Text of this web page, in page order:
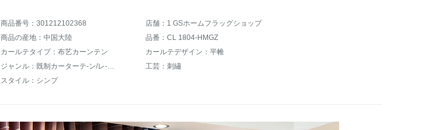
商品番号：301212102368
店舗：1 GSホームフラッグショップ
商品の産地：中国大陸
品番：CL 1804-HMGZ
カールテタイプ：布艺カーンテン
カールテデザイン：平帷
工芸：刺繡
スタイル：シンプ